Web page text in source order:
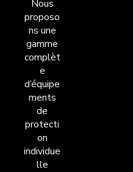
Nous
proposo
ns une
gamme
complèt
e
d’équipe
ments
de
protecti
on
individue
lle